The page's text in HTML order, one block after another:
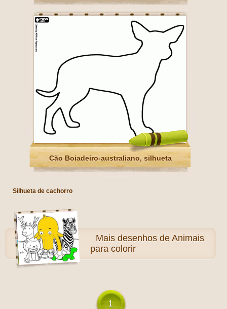
Cão Boiadeiro-australiano, silhueta
Silhueta de cachorro
Mais desenhos de Animais
para colorir
1